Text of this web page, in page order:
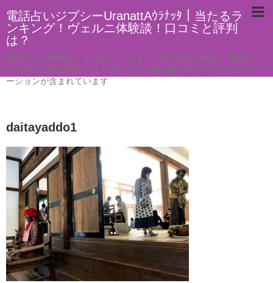
電話占いジプシーUranattAｳﾗﾅｯﾀ｜当たるラ
ンキング！ヴェルニ体験談！口コミと評判
は？
電話占いの体験談。本当のところは？人生の悩みを解決。電話占
い以外の占術も紹介。良く当たる占い師は誰？本サイトはプロモ
ーションが含まれています
daitayaddo1